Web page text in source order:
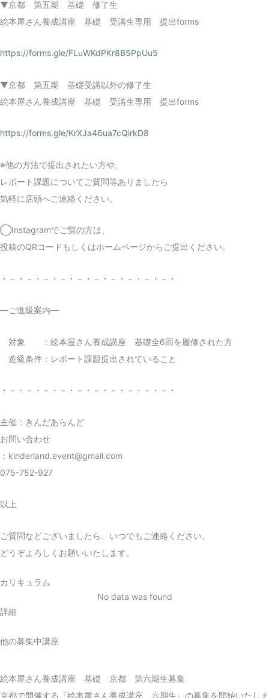
▼京都 第五期 基礎 修了生
絵本屋さん養成講座 基礎 受講生専用 提出forms
https://forms.gle/FLuWKdPKr8B5PpUu5
▼京都 第五期 基礎受講以外の修了生
絵本屋さん養成講座 基礎 受講生専用 提出forms
https://forms.gle/KrXJa46ua7cQirkD8
※他の方法で提出されたい方や、
レポート課題についてご質問等ありましたら
気軽に店頭へご連絡ください。
◯Instagramでご覧の方は、
投稿のQRコードもしくはホームページからご提出ください。
・－・－・－・－・－・－・－・－・－・－・
―ご進級案内―
対象 ：絵本屋さん養成講座 基礎全6回を履修された方
進級条件：レポート課題提出されていること
・－・－・－・－・－・－・－・－・－・－・
主催：きんだあらんど
お問い合わせ
：kinderland.event@gmail.com
075-752-927
以上
ご質問などございましたら、いつでもご連絡ください。
どうぞよろしくお願いいたします。
カリキュラム
No data was found
詳細
他の募集中講座
絵本屋さん養成講座 基礎 京都 第六期生募集
京都で開催する『絵本屋さん養成講座 六期生』の募集を開始いたしま